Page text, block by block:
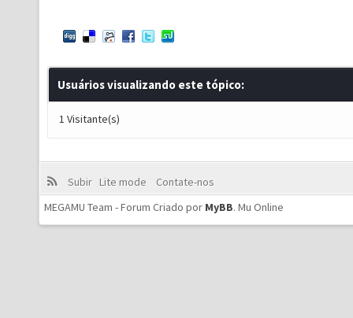
Usuários visualizando este tópico:
1 Visitante(s)
Subir Lite mode
Contate-nos
MEGAMU Team - Forum Criado por MyBB. Mu Online